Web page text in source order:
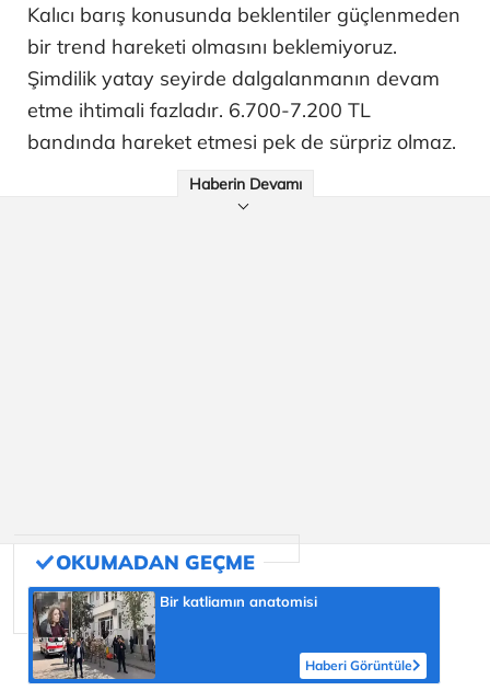
Kalıcı barış konusunda beklentiler güçlenmeden
bir trend hareketi olmasını beklemiyoruz.
Şimdilik yatay seyirde dalgalanmanın devam
etme ihtimali fazladır. 6.700-7.200 TL
bandında hareket etmesi pek de sürpriz olmaz.
Haberin Devamı
Bir katliamın anatomisi
Haberi Görüntüle